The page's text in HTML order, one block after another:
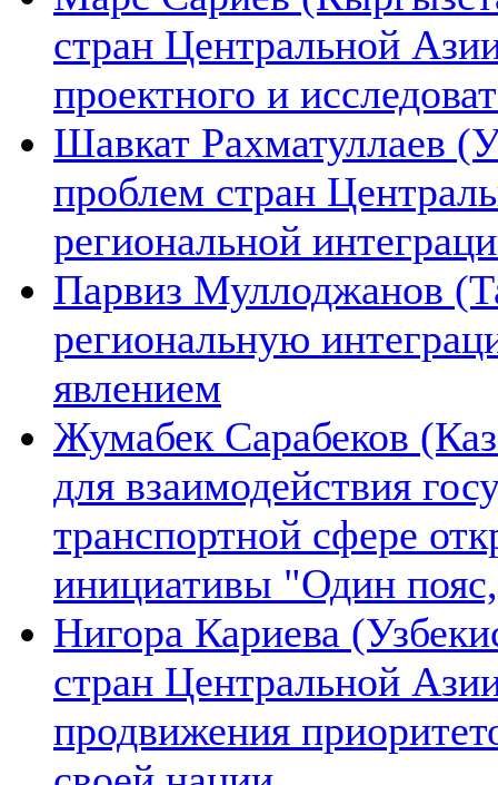
стран Центральной
проектного и
Шавкат Рахматуллаев
проблем стран
региональной
Парвиз Муллоджанов
региональную
явлением
Жумабек Сарабеков
для взаимодействия
транспортной сфере
инициативы "Один
Нигора Кариева
стран Центральной
продвижения